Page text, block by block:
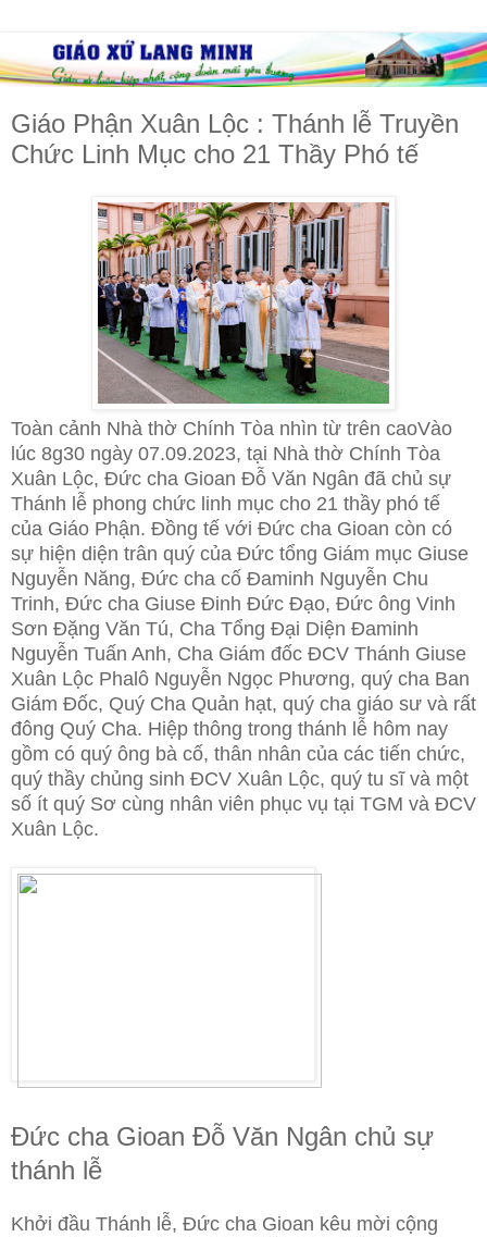
Giáo Phận Xuân Lộc : Thánh lễ Truyền
Chức Linh Mục cho 21 Thầy Phó tế
Toàn cảnh Nhà thờ Chính Tòa nhìn từ trên caoVào
lúc 8g30 ngày 07.09.2023, tại Nhà thờ Chính Tòa
Xuân Lộc, Đức cha Gioan Đỗ Văn Ngân đã chủ sự
Thánh lễ phong chức linh mục cho 21 thầy phó tế
của Giáo Phận. Đồng tế với Đức cha Gioan còn có
sự hiện diện trân quý của Đức tổng Giám mục Giuse
Nguyễn Năng, Đức cha cố Đaminh Nguyễn Chu
Trinh, Đức cha Giuse Đinh Đức Đạo, Đức ông Vinh
Sơn Đặng Văn Tú, Cha Tổng Đại Diện Đaminh
Nguyễn Tuấn Anh, Cha Giám đốc ĐCV Thánh Giuse
Xuân Lộc Phalô Nguyễn Ngọc Phương, quý cha Ban
Giám Đốc, Quý Cha Quản hạt, quý cha giáo sư và rất
đông Quý Cha. Hiệp thông trong thánh lễ hôm nay
gồm có quý ông bà cố, thân nhân của các tiến chức,
quý thầy chủng sinh ĐCV Xuân Lộc, quý tu sĩ và một
số ít quý Sơ cùng nhân viên phục vụ tại TGM và ĐCV
Xuân Lộc.
Đức cha Gioan Đỗ Văn Ngân chủ sự
thánh lễ
Khởi đầu Thánh lễ, Đức cha Gioan kêu mời cộng